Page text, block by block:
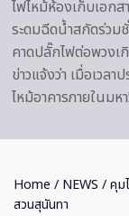
ไฟไหม้ห้องเก็บเอก
ระดมฉีดน้ำสกัดร่วม
คาดปลั๊กไฟต่อพวงเ
ข่าวแจ้งว่า เมื่อเวล
ไหม้อาคารภายในม
Home / NEWS / คุม
สวนสุนันทา